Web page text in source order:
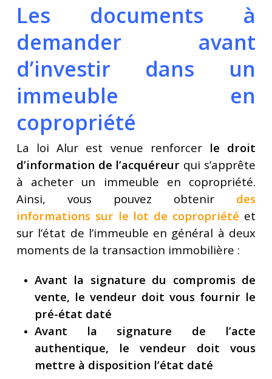
Les documents à
demander avant
d’investir dans un
immeuble en
copropriété
La loi Alur est venue renforcer le droit
d’information de l’acquéreur qui s’apprête
à acheter un immeuble en copropriété.
Ainsi, vous pouvez obtenir des
informations sur le lot de copropriété et
sur l’état de l’immeuble en général à deux
moments de la transaction immobilière :
Avant la signature du compromis de
vente, le vendeur doit vous fournir le
pré-état daté
Avant la signature de l’acte
authentique, le vendeur doit vous
mettre à disposition l’état daté